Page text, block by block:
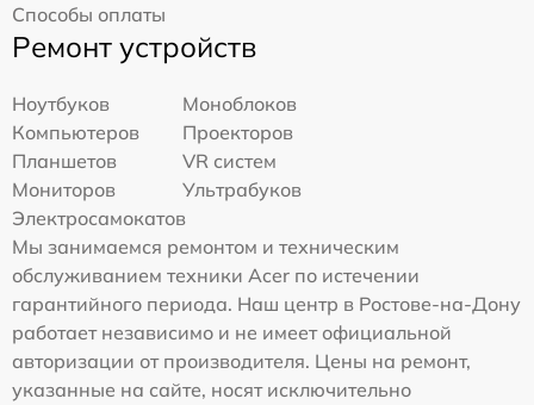
Способы оплаты
Ремонт устройств
Ноутбуков
Моноблоков
Компьютеров
Проекторов
Планшетов
VR систем
Мониторов
Ультрабуков
Электросамокатов
Мы занимаемся ремонтом и техническим
обслуживанием техники Acer по истечении
гарантийного периода. Наш центр в Ростове-на-Дону
работает независимо и не имеет официальной
авторизации от производителя. Цены на ремонт,
указанные на сайте, носят исключительно